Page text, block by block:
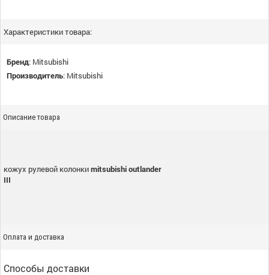
Характеристики товара:
Бренд: Mitsubishi
Производитель: Mitsubishi
Описание товара
кожух рулевой колонкиmitsubishi outlander
III
Оплата и доставка
Способы доставки